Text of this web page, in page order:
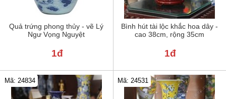
Quả trứng phong thủy - vẽ Lý
Ngư Vọng Nguyệt
1đ
Bình hút tài lộc khắc hoa dây -
cao 38cm, rộng 35cm
1đ
Mã: 24834 Mã: 24531